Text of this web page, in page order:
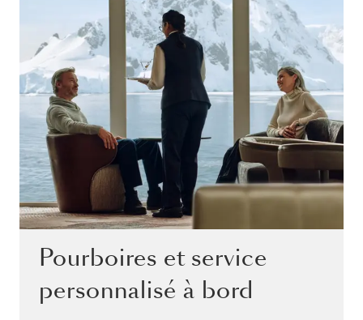
Pourboires et service
personnalisé à bord